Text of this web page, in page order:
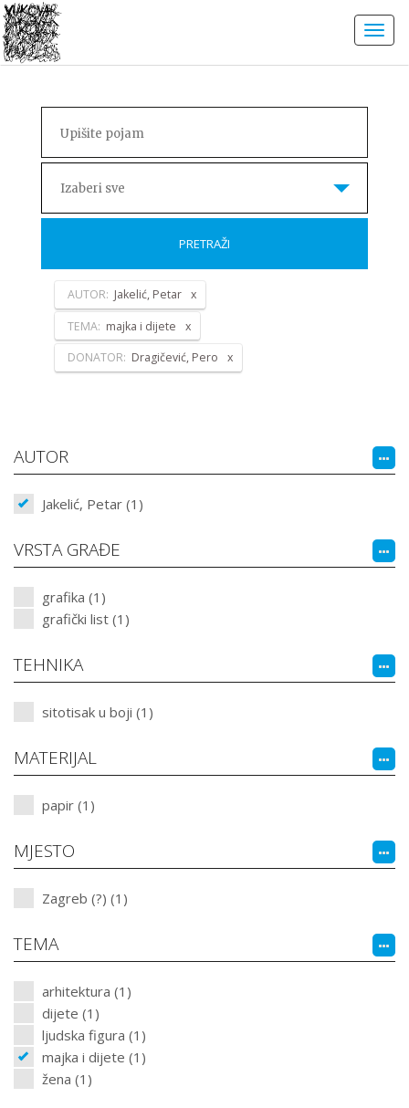
Izaberi sve
PRETRAŽI
AUTOR: Jakelić, Petar
TEMA: majka i dijete
DONATOR: Dragičević, Pero
AUTOR
Jakelić, Petar (1)
VRSTA GRAĐE
grafika (1)
grafički list (1)
TEHNIKA
sitotisak u boji (1)
MATERIJAL
papir (1)
MJESTO
Zagreb (?) (1)
TEMA
arhitektura (1)
dijete (1)
ljudska figura (1)
majka i dijete (1)
žena (1)